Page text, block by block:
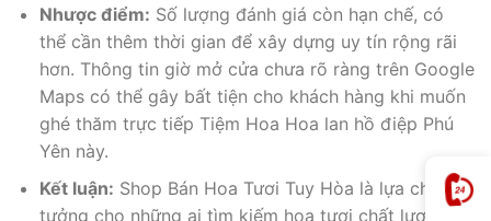
Nhược điểm: Số lượng đánh giá còn hạn chế, có
thể cần thêm thời gian để xây dựng uy tín rộng rãi
hơn. Thông tin giờ mở cửa chưa rõ ràng trên Google
Maps có thể gây bất tiện cho khách hàng khi muốn
ghé thăm trực tiếp Tiệm Hoa Hoa lan hồ điệp Phú
Yên này.
Kết luận: Shop Bán Hoa Tươi Tuy Hòa là lựa chọn lý
tưởng cho những ai tìm kiếm hoa tươi chất lượng